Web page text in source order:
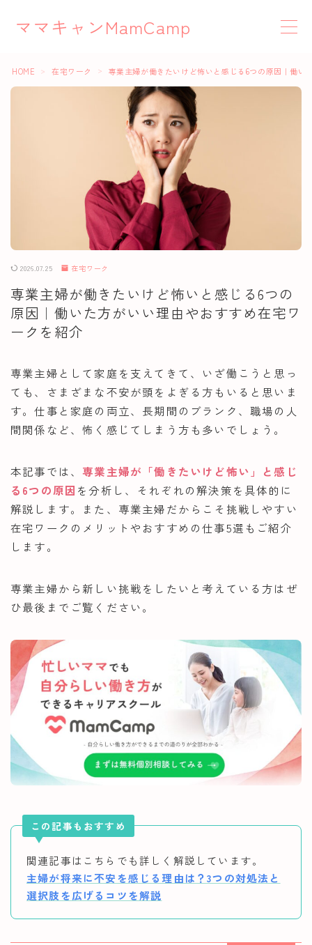
ママキャンMamCamp
Webライティング
Canva活用
ママキャン資格部
HOME ＞ 在宅ワーク ＞ 専業主婦が働きたいけど怖いと感じる6つの原因｜働
2026.07.25 在宅ワーク
専業主婦が働きたいけど怖いと感じる6つの
原因｜働いた方がいい理由やおすすめ在宅ワ
ークを紹介
専業主婦として家庭を支えてきて、いざ働こうと思っ
ても、さまざまな不安が頭をよぎる方もいると思いま
す。仕事と家庭の両立、長期間のブランク、職場の人
間関係など、怖く感じてしまう方も多いでしょう。
本記事では、専業主婦が「働きたいけど怖い」と感じ
る6つの原因 を分析し、それぞれの解決策を具体的に
解説します。また、専業主婦だからこそ挑戦しやすい
在宅ワークのメリットやおすすめの仕事5選もご紹介
します。
専業主婦から新しい挑戦をしたいと考えている方はぜ
ひ最後までご覧ください。
この記事もおすすめ
関連記事はこちらでも詳しく解説しています。
主婦が将来に不安を感じる理由は？3つの対処法と
選択肢を広げるコツを解説